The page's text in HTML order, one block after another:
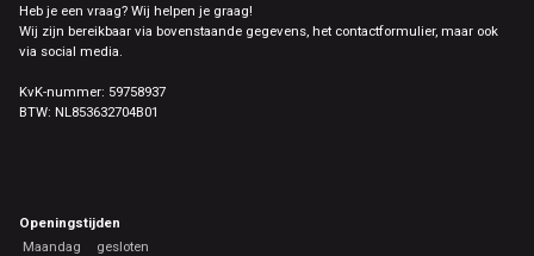
Heb je een vraag? Wij helpen je graag!
Wij zijn bereikbaar via bovenstaande gegevens, het contactformulier, maar ook
via social media.
KvK-nummer: 59758937
BTW: NL853632704B01
Openingstijden
Maandag
gesloten